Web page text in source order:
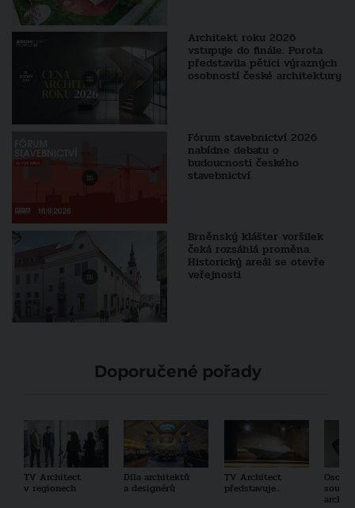
Architekt roku 2026
vstupuje do finále. Porota
představila pětici výrazných
osobností české architektury
Fórum stavebnictví 2026
nabídne debatu o
budoucnosti českého
stavebnictví
Brněnský klášter voršilek
čeká rozsáhlá proměna.
Historický areál se otevře
veřejnosti
Doporučené pořady
TV Architect
v regionech
Díla architektů
a designérů
TV Architect
představuje...